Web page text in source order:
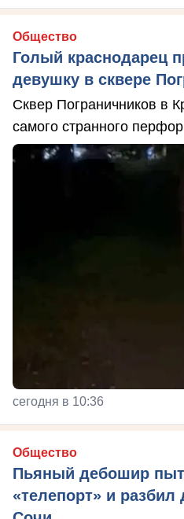
Общество
Голый краснодарец
девушку в сквере
Сквер Пограничников в
самого странного
сегодня в 10:36
Общество
Пьяный дебошир
«телепорт» и